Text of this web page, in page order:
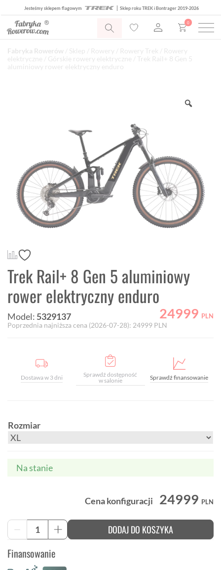
Jesteśmy sklepem flagowym Sklep roku TREK i Bontrager 2019-2026
0
Fabryka Rowerów Sklep Rowery Rowery Trek
Rowery
elektryczne
Górskie rowery elektryczne / Trek Rail+ 8 Gen 5
aluminiowy rower elektryczny enduro
Trek Rail+ 8 Gen 5 aluminiowy
rower elektryczny enduro
Model: 5329137 24999 PLN
Poprzednia najniższa cena (2026-07-28): 24999 PLN
Dostawa w 3 dni
Sprawdź dostępność
w salonie
Sprawdź finansowanie
Rozmiar
Na stanie
Cena konfiguracji 24999 PLN
-
ilość
Trek
8
Gen
+ DODAJ DO KOSZYKA
Finansowanie